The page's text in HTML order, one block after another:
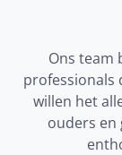
Ons team
professionals
willen het
ouders en